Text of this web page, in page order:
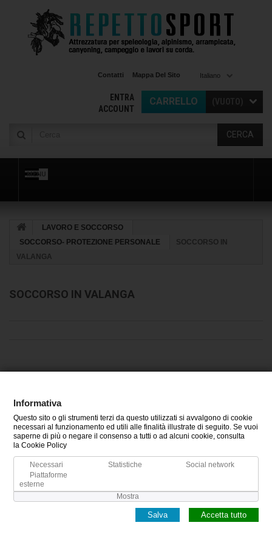
Italiano
Contatti Mappa Del Sito
CARRELLO
ENTRA
ACCOUNT
CERCA
MENU
LAVORO E SOCCORSO
SOCCORSO- PROTEZIONE PERSONALE
SOCCORSO IN
VALANGA
SOCCORSO IN VALANGA
CATEGORIE
INFORMAZIONI
IL MIO ACCOUNT
Informativa
Questo sito o gli strumenti terzi da questo utilizzati si avvalgono di cookie
necessari al funzionamento ed utili alle finalità illustrate di seguito. Se vuoi
saperne di più o negare il consenso a tutti o ad alcuni cookie, consulta
la Cookie Policy
Necessari Statistiche
Social network
Piattaforme
esterne
Mostra
Accetta tutto
Salva